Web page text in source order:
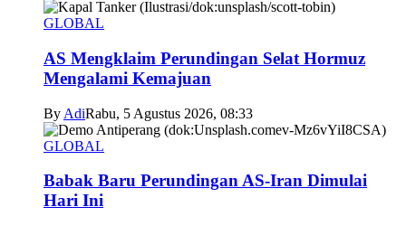
GLOBAL
AS Mengklaim Perundingan Selat Hormuz
Mengalami Kemajuan
By AdiRabu, 5 Agustus 2026, 08:33
GLOBAL
Babak Baru Perundingan AS-Iran Dimulai
Hari Ini